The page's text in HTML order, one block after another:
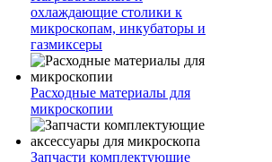
охлаждающие столики к
микроскопам, инкубаторы и
газмиксеры
Расходные материалы для
микроскопии
Запчасти комплектующие